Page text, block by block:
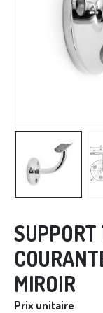
SUPPORT
MIROIR
Prix unitaire